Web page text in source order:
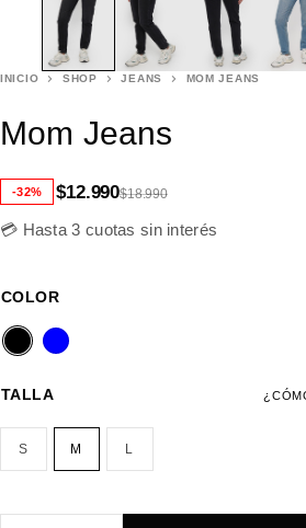
INICIO SHOP JEANS MOM JEANS
Mom Jeans
-32% $18.990
$12.990
💳 Hasta 3 cuotas sin interés
COLOR
TALLA
S M L